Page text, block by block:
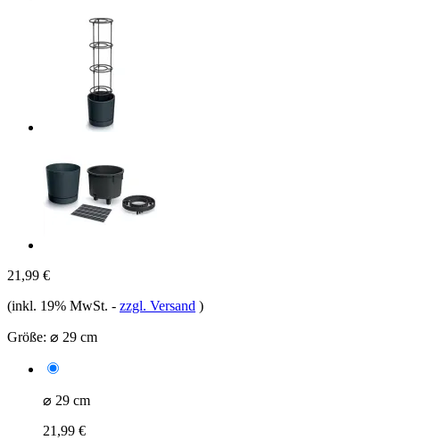
21,99 €
(inkl. 19% MwSt. - zzgl. Versand )
Größe: ⌀ 29 cm
⌀ 29 cm
21,99 €